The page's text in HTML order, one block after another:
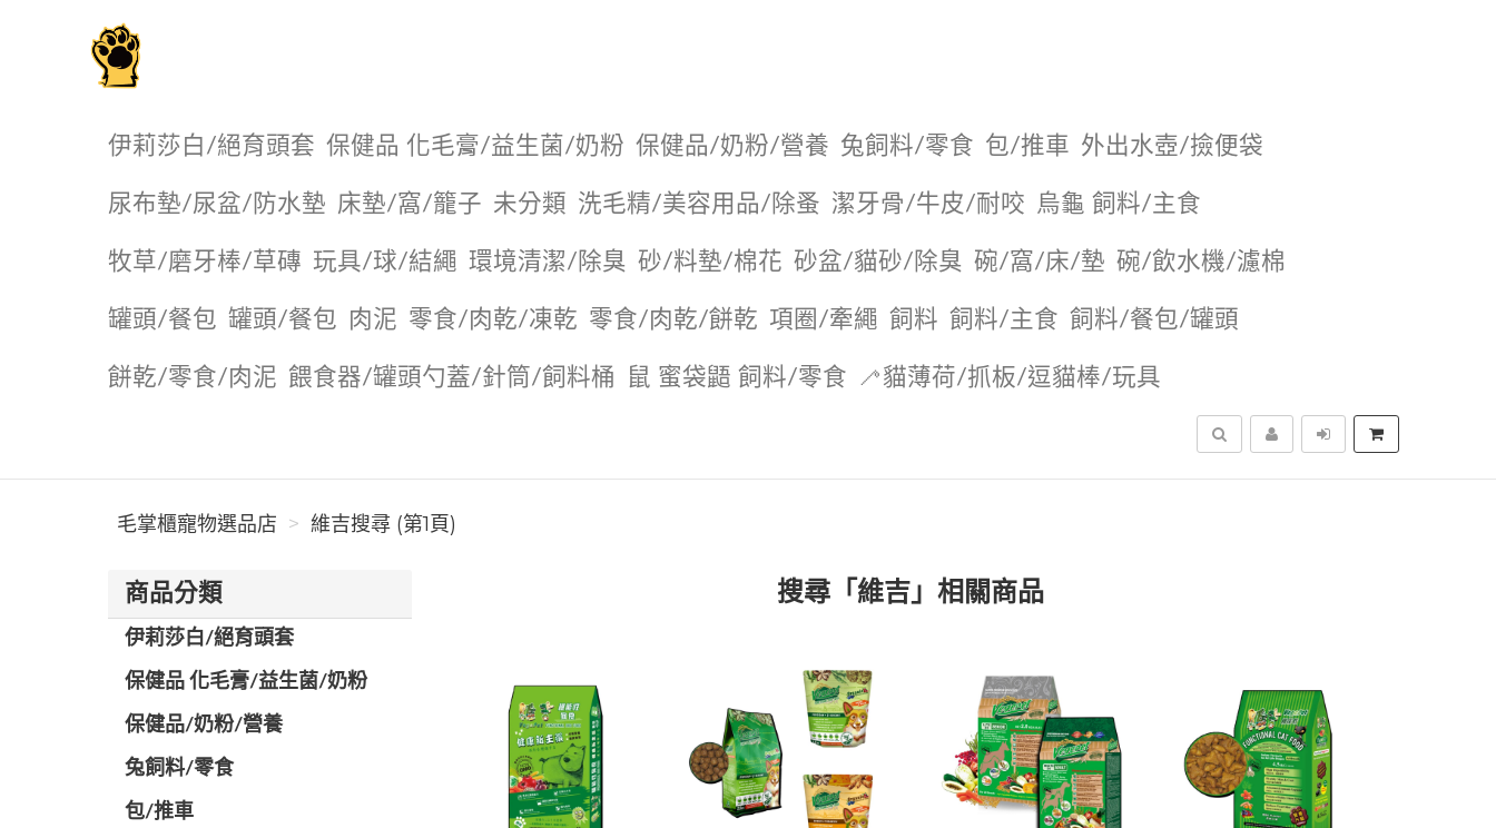
伊莉莎白/絕育頭套 保健品 化毛膏/益生菌/奶粉 保健品/奶粉/營養 兔飼料/零食 包/推車 外出水壺/撿便袋
尿布墊/尿盆/防水墊 ️床墊/窩/籠子 未分類 洗毛精/美容用品/除蚤 潔牙骨/牛皮/耐咬 烏龜 飼料/主食
牧草/磨牙棒/草磚 玩具/球/結繩 環境清潔/除臭 砂/料墊/棉花 砂盆/貓砂/除臭 碗/窩/床/墊 碗/飲水機/濾棉
罐頭/餐包 罐頭/餐包 肉泥 零食/肉乾/凍乾 零食/肉乾/餅乾 項圈/牽繩 飼料 飼料/主食 飼料/餐包/罐頭
餅乾/零食/肉泥 餵食器/罐頭勺蓋/針筒/飼料桶 鼠 蜜袋鼯 飼料/零食 🦯貓薄荷/抓板/逗貓棒/玩具
搜尋
毛掌櫃寵物選品店 維吉搜尋 (第1頁)
商品分類
伊莉莎白/絕育頭套
保健品 化毛膏/益生菌/奶粉
保健品/奶粉/營養
兔飼料/零食
包/推車
搜尋「維吉」相關商品